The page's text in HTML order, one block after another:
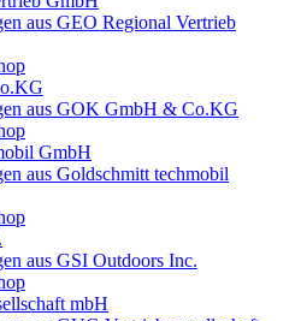
aus GEO Regional Vertrieb
aus GOK GmbH & Co.KG
GmbH
aus Goldschmitt techmobil
aus GSI Outdoors Inc.
mbH